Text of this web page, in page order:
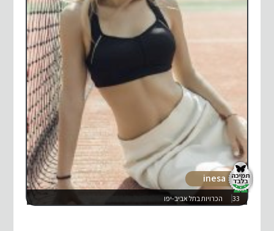
inesa
33 הכרויות בתל אביב-יפו